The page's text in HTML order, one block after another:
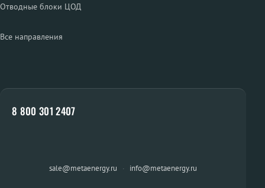
Отводные блоки ЦОД
Все направления
8 800 301 2407
sale@metaenergy.ru · info@metaenergy.ru